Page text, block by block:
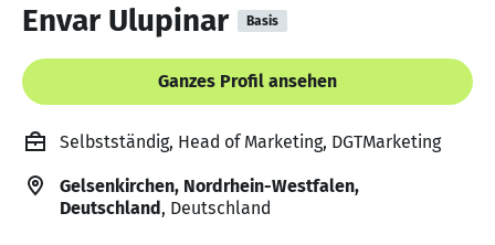
Envar Ulupinar Basis
Ganzes Profil ansehen
Selbstständig, Head of Marketing, DGTMarketing
Gelsenkirchen, Nordrhein-Westfalen,
Deutschland, Deutschland